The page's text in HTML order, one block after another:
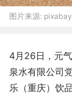
图片来源: pixabay
4月26日，元
泉水有限公司
乐（重庆）饮